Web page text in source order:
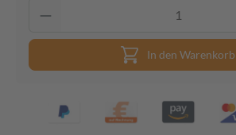
In den Warenkorb